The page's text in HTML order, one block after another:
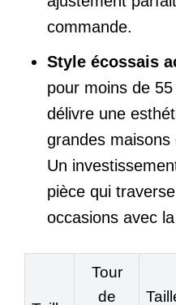
commande.
Style écossais
pour moins de
délivre une
grandes maisons
Un
pièce qui
occasions avec
Tour
de